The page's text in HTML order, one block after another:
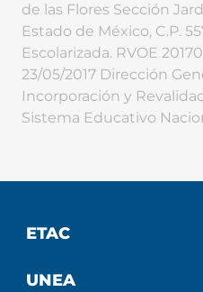
de las Flores Sección
Estado de México, C.P.
Escolarizada. RVOE
23/05/2017 Dirección
Incorporación y
Sistema Educativo
ETAC
UNEA